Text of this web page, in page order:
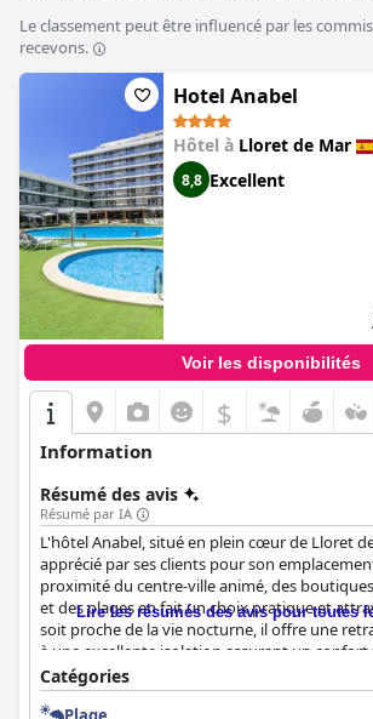
Le classement peut être influencé par les
recevons.
Hotel Anabel
Hôtel à Lloret de Mar
8,8 Excellent
Voir les disponibilités
$
Information
Résumé des avis
Résumé par IA
L'hôtel Anabel, situé en plein cœur de Lloret
apprécié par ses clients pour son
proximité du centre-ville animé, des
et des plages en fait un choix pratique et
soit proche de la vie nocturne, il offre une
à une excellente isolation assurant un confort
perturbation. Des commodités essentielles
supermarchés et les gares routières
Lire les résumés des avis pour toutes
Catégories